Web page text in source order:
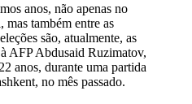
anos, não apenas no
também entre as
são, atualmente, as
AFP Abdusaid Ruzimatov,
anos, durante uma partida
no mês passado.